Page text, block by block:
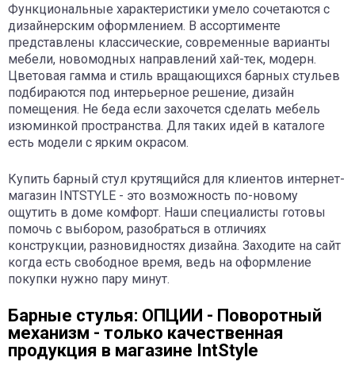
Функциональные характеристики умело сочетаются с
дизайнерским оформлением. В ассортименте
представлены классические, современные варианты
мебели, новомодных направлений хай-тек, модерн.
Цветовая гамма и стиль вращающихся барных стульев
подбираются под интерьерное решение, дизайн
помещения. Не беда если захочется сделать мебель
изюминкой пространства. Для таких идей в каталоге
есть модели с ярким окрасом.
Купить барный стул крутящийся для клиентов интернет-
магазин INTSTYLE - это возможность по-новому
ощутить в доме комфорт. Наши специалисты готовы
помочь с выбором, разобраться в отличиях
конструкции, разновидностях дизайна. Заходите на сайт
когда есть свободное время, ведь на оформление
покупки нужно пару минут.
Барные стулья: ОПЦИИ - Поворотный
механизм - только качественная
продукция в магазине IntStyle